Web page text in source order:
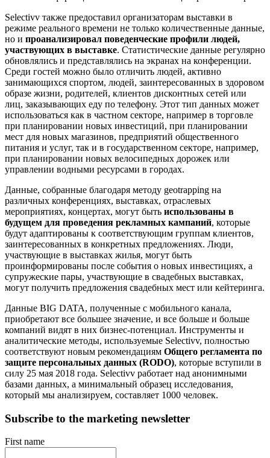
Selectivv также предоставил организаторам выставки в
режиме реального времени не только количественные данные,
но и проанализировал поведенческие профили людей,
участвующих в выставке. Статистические данные регулярно
обновлялись и представлялись на экранах на конференции.
Среди гостей можно было отличить людей, активно
занимающихся спортом, людей, заинтересованных в здоровом
образе жизни, родителей, клиентов дисконтных сетей или
лиц, заказывающих еду по телефону. Этот тип данных может
использоваться как в частном секторе, например в торговле
при планировании новых инвестиций, при планировании
мест для новых магазинов, предприятий общественного
питания и услуг, так и в государственном секторе, например,
при планировании новых велосипедных дорожек или
управлении водными ресурсами в городах.
Данные, собранные благодаря методу geotrapping на
различных конференциях, выставках, отраслевых
мероприятиях, концертах, могут быть использованы в
будущем для проведения рекламных кампаний, которые
будут адаптированы к соответствующим группам клиентов,
заинтересованных в конкретных предложениях. Люди,
участвующие в выставках жилья, могут быть
проинформированы после события о новых инвестициях, а
супружеские пары, участвующие в свадебных выставках,
могут получить предложения свадебных мест или кейтеринга.
Данные BIG DATA, полученные с мобильного канала,
приобретают все большее значение, и все больше и больше
компаний видят в них бизнес-потенциал. Инструменты и
аналитические методы, используемые Selectivv, полностью
соответствуют новым рекомендациям Общего регламента по
защите персональных данных (RODO), которые вступили в
силу 25 мая 2018 года. Selectivv работает над анонимными
базами данных, а минимальный образец исследования,
который мы анализируем, составляет 1000 человек.
Subscribe to the marketing newsletter
First name